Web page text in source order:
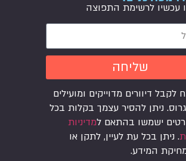
עכשיו לרשימת התפוצה
לקבל דיוורים מדוייקים ומועילים
ניתן להסיר עצמך בקלות בכל
ישמשו בהתאם למדיניות
. ניתן בכל עת לעיין, לתקן או
המידע.
שליחה